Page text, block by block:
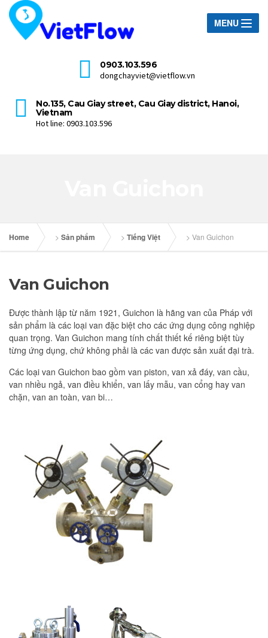
MENU
0903.103.596
dongchayviet@vietflow.vn
No.135, Cau Giay street, Cau Giay district, Hanoi,
Vietnam
Hot line: 0903.103.596
Home > Sản phẩm > Tiếng Việt > Van Guichon
Van Guichon
Được thành lập từ năm 1921, Guichon là hãng van của Pháp với
sản phẩm là các loại van đặc biệt cho các ứng dụng công nghiệp
quan trọng. Van Guichon mang tính chất thiết kế riêng biệt tùy
từng ứng dụng, chứ không phải là các van được sản xuất đại trà.
Các loại van Guichon bao gồm van piston, van xả đáy, van cầu,
van nhiều ngả, van điều khiển, van lấy mẫu, van cổng hay van
chặn, van an toàn, van bi…